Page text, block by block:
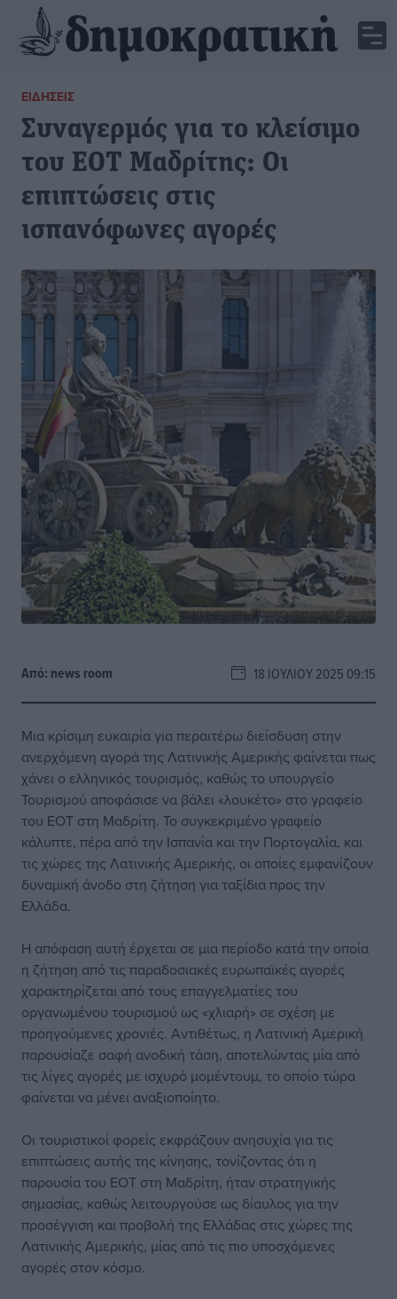
ΕΙΔΉΣΕΙΣ
Συναγερμός για το κλείσιμο
του ΕΟΤ Μαδρίτης: Οι
επιπτώσεις στις
ισπανόφωνες αγορές
Από: news room 18 ΙΟΥΛΊΟΥ 2025 09:15
Μια κρίσιμη ευκαιρία για περαιτέρω διείσδυση στην
ανερχόμενη αγορά της Λατινικής Αμερικής φαίνεται πως
χάνει ο ελληνικός τουρισμός, καθώς το υπουργείο
Τουρισμού αποφάσισε να βάλει «λουκέτο» στο γραφείο
του ΕΟΤ στη Μαδρίτη. Το συγκεκριμένο γραφείο
κάλυπτε, πέρα από την Ισπανία και την Πορτογαλία, και
τις χώρες της Λατινικής Αμερικής, οι οποίες εμφανίζουν
δυναμική άνοδο στη ζήτηση για ταξίδια προς την
Ελλάδα.
Η απόφαση αυτή έρχεται σε μια περίοδο κατά την οποία
η ζήτηση από τις παραδοσιακές ευρωπαϊκές αγορές
χαρακτηρίζεται από τους επαγγελματίες του
οργανωμένου τουρισμού ως «χλιαρή» σε σχέση με
προηγούμενες χρονιές. Αντιθέτως, η Λατινική Αμερική
παρουσίαζε σαφή ανοδική τάση, αποτελώντας μία από
τις λίγες αγορές με ισχυρό μομέντουμ, το οποίο τώρα
φαίνεται να μένει αναξιοποίητο.
Οι τουριστικοί φορείς εκφράζουν ανησυχία για τις
επιπτώσεις αυτής της κίνησης, τονίζοντας ότι η
παρουσία του ΕΟΤ στη Μαδρίτη, ήταν στρατηγικής
σημασίας, καθώς λειτουργούσε ως δίαυλος για την
προσέγγιση και προβολή της Ελλάδας στις χώρες της
Λατινικής Αμερικής, μίας από τις πιο υποσχόμενες
αγορές στον κόσμο.